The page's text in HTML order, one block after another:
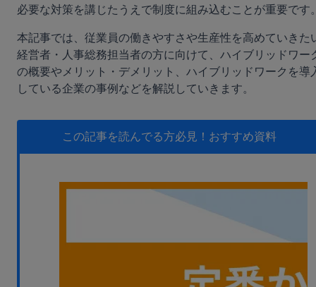
お役立ち資料
資料ダウンロード
無料デモ
を見る
必要な対策を講じたうえで制度に組み込むことが重要です
本記事では、従業員の働きやすさや生産性を高めていきた
経営者・人事総務担当者の方に向けて、ハイブリッドワー
の概要やメリット・デメリット、ハイブリッドワークを導
している企業の事例などを解説していきます。
この記事を読んでる方必見！ おすすめ資料